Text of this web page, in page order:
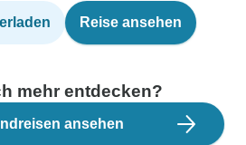
Reise ansehen
mehr entdecken?
ansehen